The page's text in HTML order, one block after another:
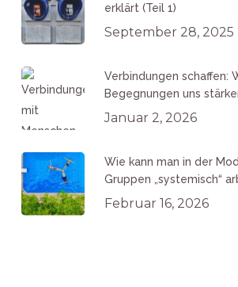
erklärt (Teil 1)
September 28, 2025
Verbindungen schaffen:
Begegnungen uns
Januar 2, 2026
Wie kann man in der
Gruppen „systemisch“
Februar 16, 2026